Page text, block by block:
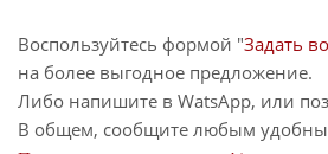
Воспользуйтесь формой "Задать
на более выгодное предложение.
Либо напишите в WatsApp, или
В общем, сообщите любым